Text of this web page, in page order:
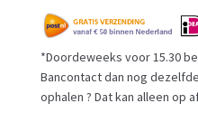
naar
navigatie
inhoud
Startpagina
Voorwaarden
*Doordeweeks voor 15.30
Bancontact dan nog
ophalen ? Dat kan alleen op